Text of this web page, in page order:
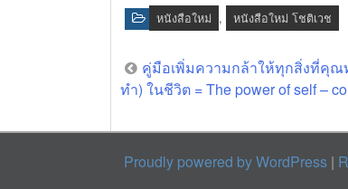
หนังสือใหม่ , หนังสือใหม่ โชติเวช
Post
navigation
คู่มือเพิ่มความกล้าให้ทุกสิ่งที่คุณ
ทำ) ในชีวิต = The power of self –
Proudly powered by WordPress |